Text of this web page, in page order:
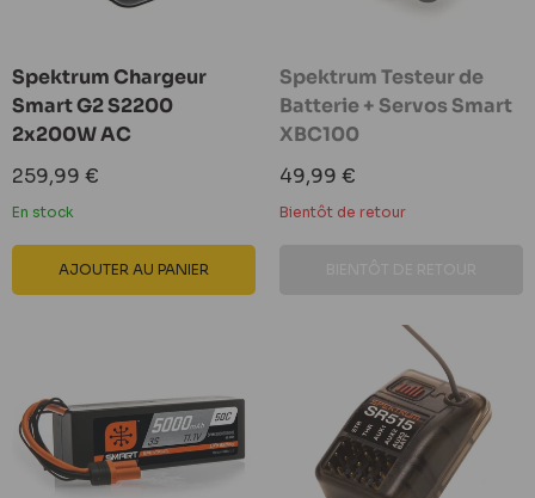
Spektrum Chargeur
Smart G2 S2200
2x200W AC
Prix
réduit
259,99 €
En stock
AJOUTER AU PANIER
Spektrum Testeur de
Batterie + Servos Smart
XBC100
Prix
réduit
49,99 €
Bientôt de retour